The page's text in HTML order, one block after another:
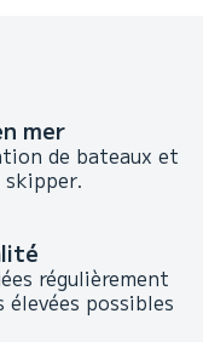
mer
de bateaux et
skipper.
régulièrement
possibles